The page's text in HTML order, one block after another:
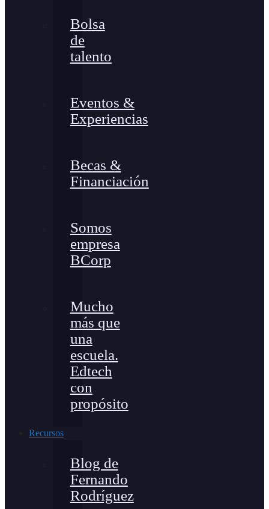
Bolsa
de
talento
Eventos &
Experiencias
Becas &
Financiación
Somos
empresa
BCorp
Mucho
más que
una
escuela.
Edtech
con
propósito
Recursos
Blog de
Fernando
Rodríguez